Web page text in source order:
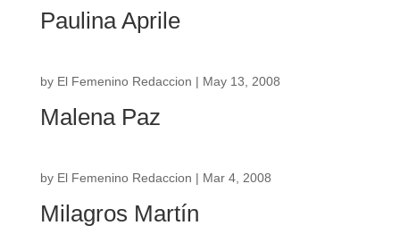
Paulina Aprile
by El Femenino Redaccion | May 13, 2008
Malena Paz
by El Femenino Redaccion | Mar 4, 2008
Milagros Martín